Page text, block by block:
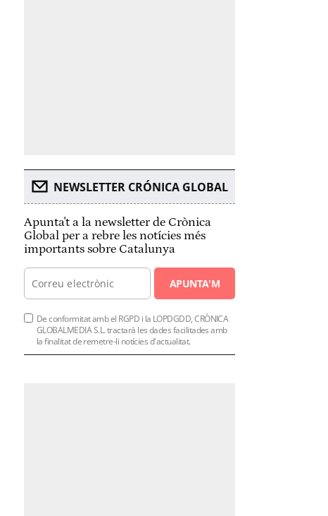
NEWSLETTER CRÓNICA GLOBAL
Apunta't a la newsletter de Crònica
Global per a rebre les notícies més
importants sobre Catalunya
APUNTA'M
De conformitat amb el RGPD i la LOPDGDD, CRÒNICA
GLOBALMEDIA S.L. tractarà les dades facilitades amb
la finalitat de remetre-li notícies d'actualitat.